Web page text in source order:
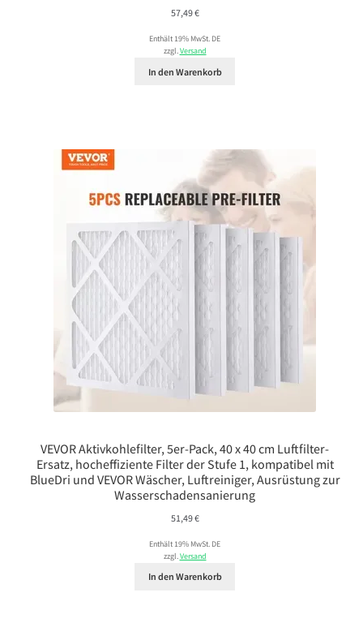
57,49€
Enthält 19% MwSt. DE
zzgl.Versand
In den Warenkorb
VEVOR Aktivkohlefilter, 5er-Pack, 40 x 40 cm Luftfilter-
Ersatz, hocheffiziente Filter der Stufe 1, kompatibel mit
BlueDri und VEVOR Wäscher, Luftreiniger, Ausrüstung zur
Wasserschadensanierung
51,49€
Enthält 19% MwSt. DE
zzgl.Versand
In den Warenkorb